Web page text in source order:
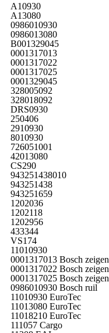
A10930
A13080
0986010930
0986013080
B001329045
0001317013
0001317022
0001317025
0001329045
328005092
328018092
DRS0930
250406
2910930
8010930
726051001
42013080
CS290
943251438010
943251438
943251659
1202036
1202118
1202956
433344
VS174
11010930
0001317013 Bosch zeigen
0001317022 Bosch zeigen
0001317025 Bosch zeigen
0986010930 Bosch ruil
11010930 EuroTec
11013080 EuroTec
11018210 EuroTec
111057 Cargo